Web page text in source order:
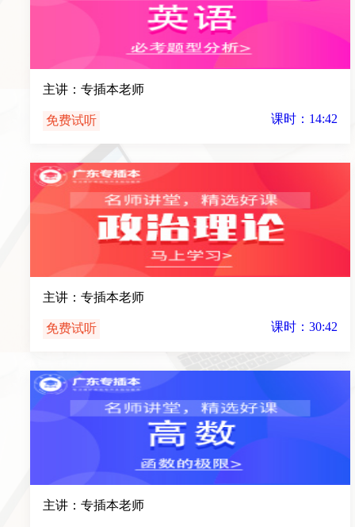
主讲：专插本老师
免费试听 课时：14:42
主讲：专插本老师
免费试听 课时：30:42
主讲：专插本老师